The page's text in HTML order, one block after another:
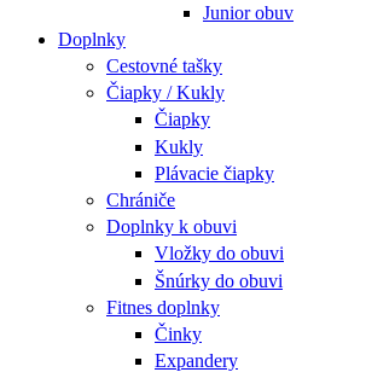
Junior obuv
Doplnky
Cestovné tašky
Čiapky / Kukly
Čiapky
Kukly
Plávacie čiapky
Chrániče
Doplnky k obuvi
Vložky do obuvi
Šnúrky do obuvi
Fitnes doplnky
Činky
Expandery